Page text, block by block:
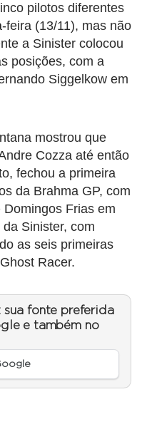
pilotos diferentes
feira (13/11), mas não
a Sinister colocou
posições, com a
Siggelkow em
mostrou que
Cozza até então
fechou a primeira
da Brahma GP, com
Frias em
Sinister, com
as seis primeiras
Racer.
sua fonte preferida
e também no